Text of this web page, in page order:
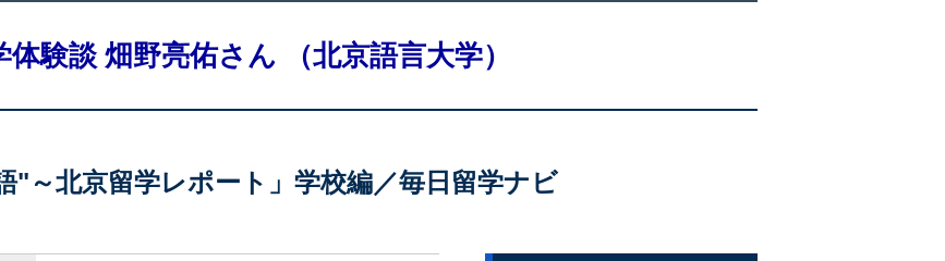
体験談 畑野亮佑さん （北京語言大学）
"～北京留学レポート」学校編／毎日留学ナビ